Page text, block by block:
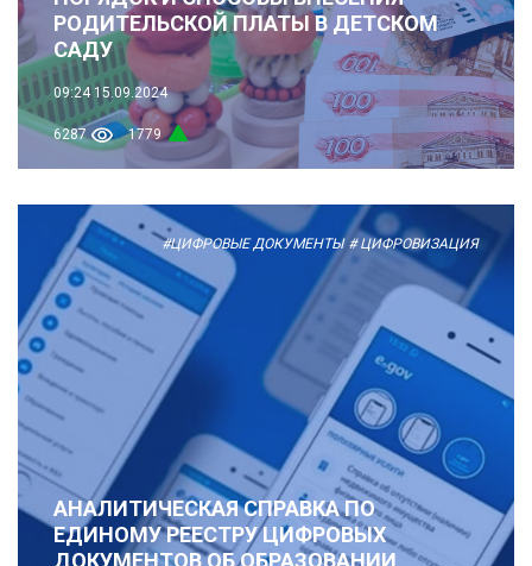
РОДИТЕЛЬСКОЙ ПЛАТЫ В ДЕТСКОМ
САДУ
09:24 15.09.2024
6287 1779
#ЦИФРОВЫЕ ДОКУМЕНТЫ # ЦИФРОВИЗАЦИЯ
АНАЛИТИЧЕСКАЯ СПРАВКА ПО
ЕДИНОМУ РЕЕСТРУ ЦИФРОВЫХ
ДОКУМЕНТОВ ОБ ОБРАЗОВАНИИ